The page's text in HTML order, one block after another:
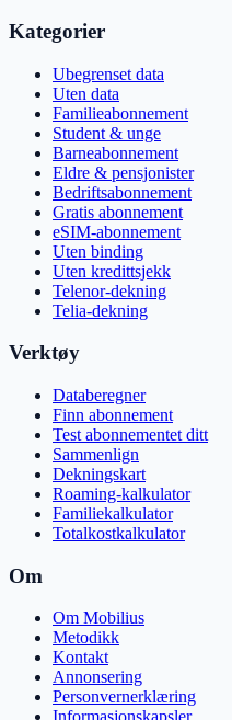
Kategorier
Ubegrenset data
Uten data
Familieabonnement
Student & unge
Barneabonnement
Eldre & pensjonister
Bedriftsabonnement
Gratis abonnement
eSIM-abonnement
Uten binding
Uten kredittsjekk
Telenor-dekning
Telia-dekning
Verktøy
Databeregner
Finn abonnement
Test abonnementet ditt
Sammenlign
Dekningskart
Roaming-kalkulator
Familiekalkulator
Totalkostkalkulator
Om
Om Mobilius
Metodikk
Kontakt
Annonsering
Personvernerklæring